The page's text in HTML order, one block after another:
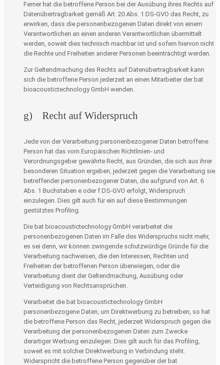
Ferner hat die betroffene Person bei der Ausübung ihres Rechts auf
Datenübertragbarkeit gemäß Art. 20 Abs. 1 DS-GVO das Recht, zu
erwirken, dass die personenbezogenen Daten direkt von einem
Verantwortlichen an einen anderen Verantwortlichen übermittelt
werden, soweit dies technisch machbar ist und sofern hiervon nicht
die Rechte und Freiheiten anderer Personen beeinträchtigt werden.
Zur Geltendmachung des Rechts auf Datenübertragbarkeit kann
sich die betroffene Person jederzeit an einen Mitarbeiter der bat
bioacoustictechnology GmbH wenden.
g) Recht auf Widerspruch
Jede von der Verarbeitung personenbezogener Daten betroffene
Person hat das vom Europäischen Richtlinien- und
Verordnungsgeber gewährte Recht, aus Gründen, die sich aus ihrer
besonderen Situation ergeben, jederzeit gegen die Verarbeitung sie
betreffender personenbezogener Daten, die aufgrund von Art. 6
Abs. 1 Buchstaben e oder f DS-GVO erfolgt, Widerspruch
einzulegen. Dies gilt auch für ein auf diese Bestimmungen
gestütztes Profiling.
Die bat bioacoustictechnology GmbH verarbeitet die
personenbezogenen Daten im Falle des Widerspruchs nicht mehr,
es sei denn, wir können zwingende schutzwürdige Gründe für die
Verarbeitung nachweisen, die den Interessen, Rechten und
Freiheiten der betroffenen Person überwiegen, oder die
Verarbeitung dient der Geltendmachung, Ausübung oder
Verteidigung von Rechtsansprüchen.
Verarbeitet die bat bioacoustictechnology GmbH
personenbezogene Daten, um Direktwerbung zu betreiben, so hat
die betroffene Person das Recht, jederzeit Widerspruch gegen die
Verarbeitung der personenbezogenen Daten zum Zwecke
derartiger Werbung einzulegen. Dies gilt auch für das Profiling,
soweit es mit solcher Direktwerbung in Verbindung steht.
Widerspricht die betroffene Person gegenüber der bat